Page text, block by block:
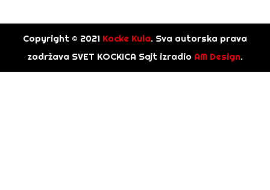
Copyright © 2021 Kocke Kula. Sva autorska prava
zadržava SVET KOCKICA Sajt izradio AM Design.